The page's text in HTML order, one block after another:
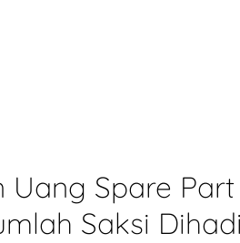
Uang Spare
Saksi